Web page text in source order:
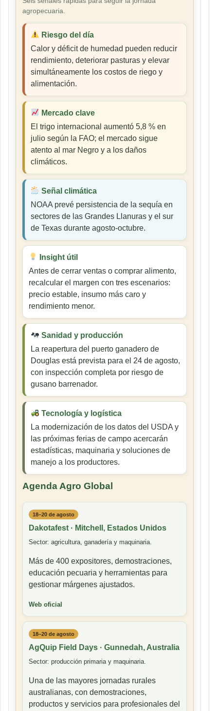
agropecuaria.
Riesgo del día
Calor y déficit de humedad pueden reducir
rendimiento, deteriorar pasturas y elevar
simultáneamente los costos de riego y
alimentación.
Mercado clave
El trigo internacional aumentó 5,8 % en
julio según la FAO; el mercado sigue
atento al mar Negro y a los daños
climáticos.
Señal climática
NOAA prevé persistencia de la sequía en
sectores de las Grandes Llanuras y el sur
de Texas durante agosto-octubre.
Insight útil
Antes de cerrar ventas o comprar alimento,
recalcular el margen con tres escenarios:
precio estable, insumo más caro y
rendimiento menor.
Sanidad y producción
La reapertura del puerto ganadero de
Douglas está prevista para el 24 de agosto,
con inspección completa por riesgo de
gusano barrenador.
Tecnología y logística
La modernización de los datos del USDA y
las próximas ferias de campo acercarán
estadísticas, maquinaria y soluciones de
manejo a los productores.
Agenda Agro Global
18–20 de agosto
Dakotafest · Mitchell, Estados Unidos
Sector: agricultura, ganadería y maquinaria.
Más de 400 expositores, demostraciones,
educación pecuaria y herramientas para
gestionar márgenes ajustados.
Web oficial
18–20 de agosto
AgQuip Field Days · Gunnedah, Australia
Sector: producción primaria y maquinaria.
Una de las mayores jornadas rurales
australianas, con demostraciones,
productos y servicios para profesionales del